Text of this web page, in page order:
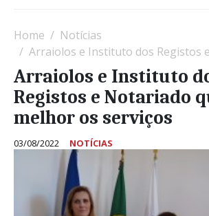
Home
Notícias
Arraiolos e Instituto dos Registos e Notariado
Arraiolos e Instituto
Registos e Notariado
melhor os serviços
03/08/2022 NOTÍCIAS